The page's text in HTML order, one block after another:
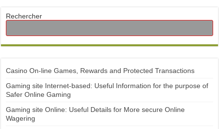
Rechercher
Casino On-line Games, Rewards and Protected Transactions
Gaming site Internet-based: Useful Information for the purpose of
Safer Online Gaming
Gaming site Online: Useful Details for More secure Online
Wagering